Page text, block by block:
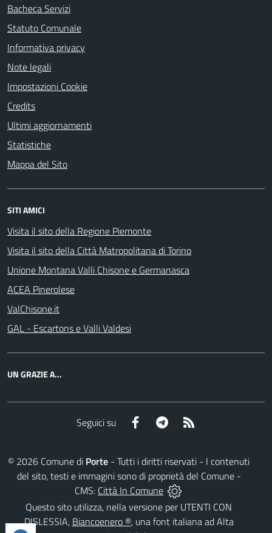
Bacheca Servizi
Statuto Comunale
Informativa privacy
Note legali
Impostazioni Cookie
Credits
Ultimi aggiornamenti
Statistiche
Mappa del Sito
SITI AMICI
Visita il sito della Regione Piemonte
Visita il sito della Città Matropolitana di Torino
Unione Montana Valli Chisone e Germanasca
ACEA Pinerolese
ValChisone.it
GAL - Escartons e Valli Valdesi
UN GRAZIE A...
Seguici su Facebook Telegram
© 2026 Comune di Porte - Tutti i diritti riservati - I contenuti
del sito, testi e immagini sono di proprietà del Comune -
CMS: Città In Comune
Questo sito utilizza, nella versione per UTENTI CON
DISLESSIA, Biancoenero ®, una font italiana ad Alta